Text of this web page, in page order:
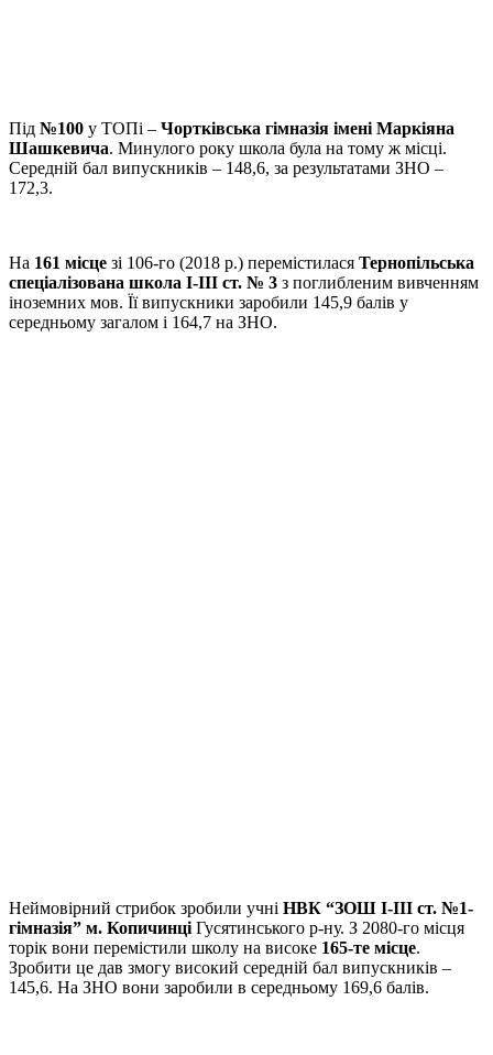
Під №100 у ТОПі – Чортківська гімназія імені Маркіяна
Шашкевича. Минулого року школа була на тому ж місці.
Середній бал випускників – 148,6, за результатами ЗНО –
172,3.
На 161 місце зі 106-го (2018 р.) перемістилася Тернопільська
спеціалізована школа І-ІІІ ст. № 3 з поглибленим вивченням
іноземних мов. Її випускники заробили 145,9 балів у
середньому загалом і 164,7 на ЗНО.
Неймовірний стрибок зробили учні НВК “ЗОШ І-ІІІ ст. №1-
гімназія” м. КопичинціГусятинського р-ну. З 2080-го місця
торік вони перемістили школу на високе 165-те місце.
Зробити це дав змогу високий середній бал випускників –
145,6. На ЗНО вони заробили в середньому 169,6 балів.